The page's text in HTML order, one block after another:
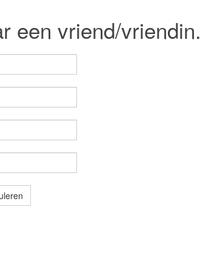
een vriend/vriendin.